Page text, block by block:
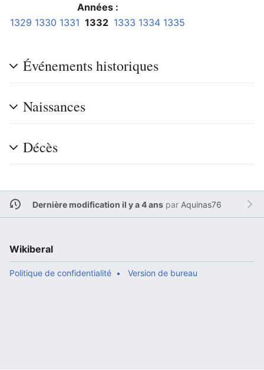
Années :
1329 1330 1331 1332 1333 1334 1335
Événements historiques
Naissances
Décès
Dernière modification il y a 4 anspar Aquinas76
Wikiberal
Politique de confidentialité Version de bureau